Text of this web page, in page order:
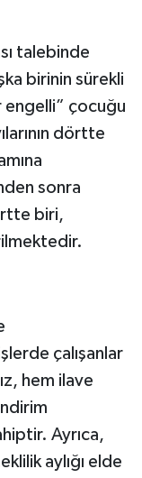
talebinde
birinin sürekli
engelli” çocuğu
dörtte
sonra
biri,
çalışanlar
hem ilave
Ayrıca,
aylığı elde